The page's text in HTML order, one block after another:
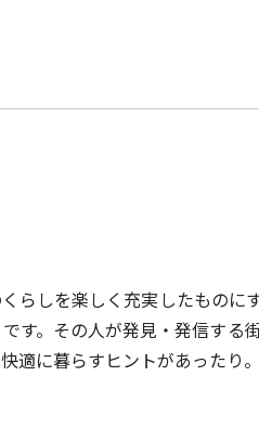
しを楽しく充実したものに
す。その人が発見・発信する
適に暮らすヒントがあったり